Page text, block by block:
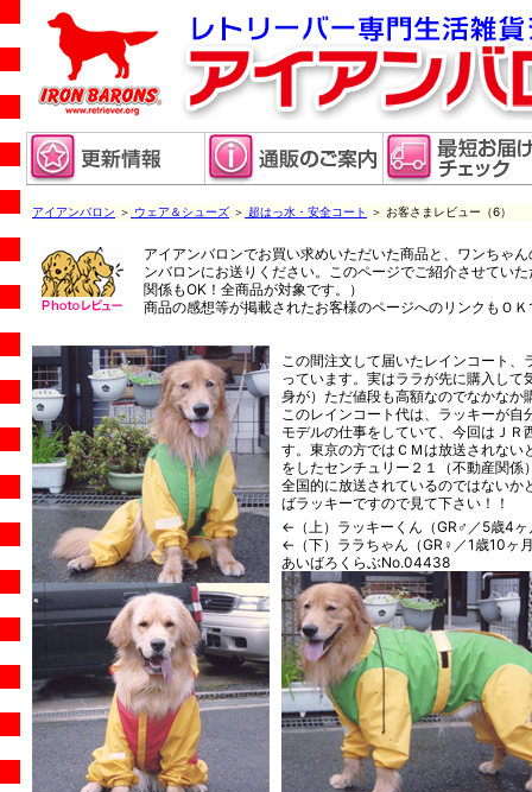
アイアンバロン ＞ ウェア＆シューズ ＞ 超はっ水・安全コート ＞ お客さまレビュー（6）
アイアンバロンでお買い求めいただいた商品と、ワンちゃ
ンバロンにお送りください。このページでご紹介させてい
関係もOK！全商品が対象です。）
商品の感想等が掲載されたお客様のページへのリンクもＯＫ
この間注文して届いたレインコート、
っています。実はララが先に購入して
身が）ただ値段も高額なのでなかなか
このレインコート代は、ラッキーが自
モデルの仕事をしていて、今回はＪＲ
す。東京の方ではＣＭは放送されない
をしたセンチュリー２１（不動産関係
全国的に放送されているのではないか
ばラッキーですので見て下さい！！
←（上）ラッキーくん（GR♂／5歳4ヶ
←（下）ララちゃん（GR♀／1歳10ヶ
あいばろくらぶNo.04438